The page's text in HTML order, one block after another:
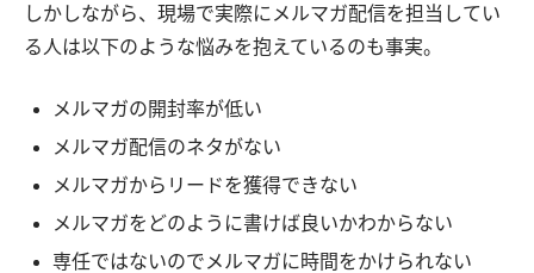
しかしながら、現場で実際にメルマガ配信を担当してい
る人は以下のような悩みを抱えているのも事実。
メルマガの開封率が低い
メルマガ配信のネタがない
メルマガからリードを獲得できない
メルマガをどのように書けば良いかわからない
専任ではないのでメルマガに時間をかけられない